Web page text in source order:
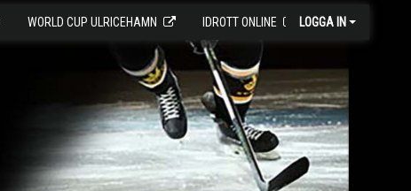
WORLD CUP ULRICEHAMN IDROTT ONLINE LOGGA IN